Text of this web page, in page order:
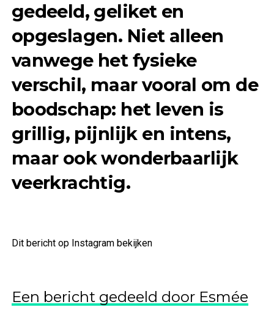
gedeeld, geliket en
opgeslagen. Niet alleen
vanwege het fysieke
verschil, maar vooral om de
boodschap: het leven is
grillig, pijnlijk en intens,
maar ook wonderbaarlijk
veerkrachtig.
Dit bericht op Instagram bekijken
Een bericht gedeeld door Esmée